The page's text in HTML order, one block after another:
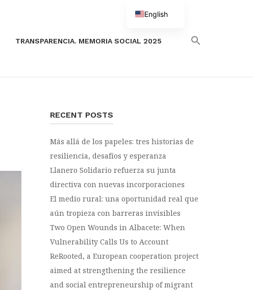
TRANSPARENCIA. MEMORIA SOCIAL 2025
RECENT POSTS
Más allá de los papeles: tres historias de
resiliencia, desafíos y esperanza
Llanero Solidario refuerza su junta
directiva con nuevas incorporaciones
El medio rural: una oportunidad real que
aún tropieza con barreras invisibles
Two Open Wounds in Albacete: When
Vulnerability Calls Us to Account
ReRooted, a European cooperation project
aimed at strengthening the resilience
and social entrepreneurship of migrant
English